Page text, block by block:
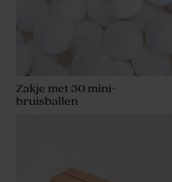
Zakje met 30 mini-
bruisballen